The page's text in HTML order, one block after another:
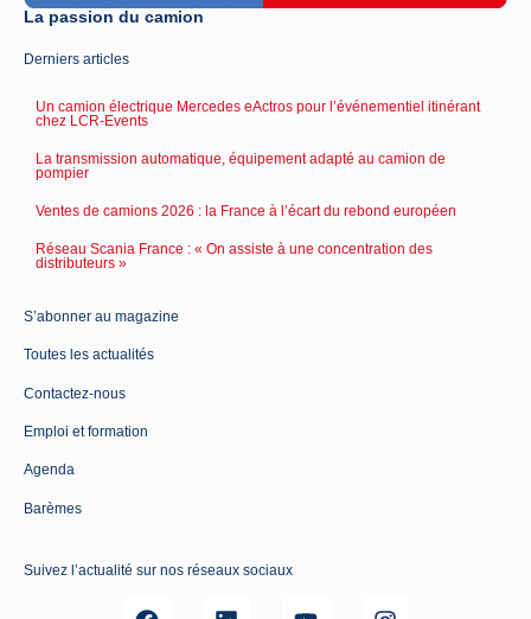
La passion du camion
Derniers articles
Un camion électrique Mercedes eActros pour l’événementiel itinérant
chez LCR-Events
La transmission automatique, équipement adapté au camion de
pompier
Ventes de camions 2026 : la France à l’écart du rebond européen
Réseau Scania France : « On assiste à une concentration des
distributeurs »
S’abonner au magazine
Toutes les actualités
Contactez-nous
Emploi et formation
Agenda
Barèmes
Suivez l’actualité sur nos réseaux sociaux